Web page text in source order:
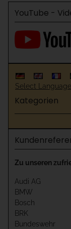
YouTube -
Select Language
Kategorien
Zu unseren
Audi AG
BMW
Bosch
BRK
Bundeswehr